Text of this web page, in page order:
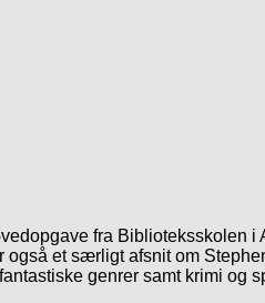
fra Biblioteksskolen i
et særligt afsnit om
genrer samt krimi og